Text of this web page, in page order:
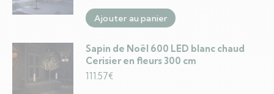
Ajouter au panier
Sapin de Noël 600 LED blanc chaud
Cerisier en fleurs 300 cm
111.57€